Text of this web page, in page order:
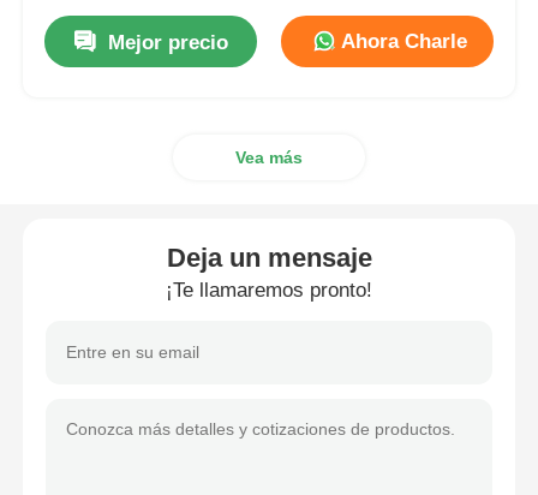
Sobre nosotros
Mejor precio Ahora Charle
Vea más
Deja un mensaje
¡Te llamaremos pronto!